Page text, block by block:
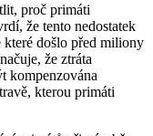
proč primáti
že tento nedostatek
které došlo před miliony
že ztráta
kompenzována
kterou primáti